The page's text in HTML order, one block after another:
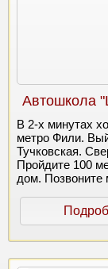
Автошкола
В 2-х минутах
метро Фили.
Тучковская.
Пройдите 100
дом. Позвоните